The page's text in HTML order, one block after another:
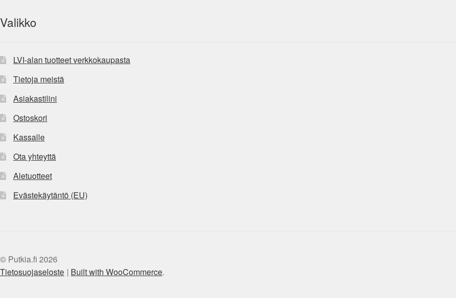
Valikko
LVI-alan tuotteet verkkokaupasta
Tietoja meistä
Asiakastilini
Ostoskori
Kassalle
Ota yhteyttä
Aletuotteet
Evästekäytäntö (EU)
© Putkia.fi 2026
Tietosuojaseloste
Built with WooCommerce.